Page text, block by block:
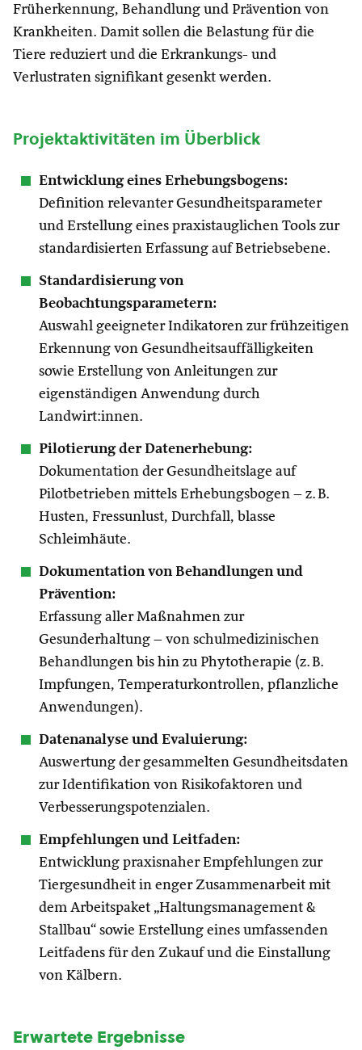
Früherkennung, Behandlung und Prävention von
Krankheiten. Damit sollen die Belastung für die
Tiere reduziert und die Erkrankungs- und
Verlustraten signifikant gesenkt werden.
Projektaktivitäten im Überblick
Entwicklung eines Erhebungsbogens:
Definition relevanter Gesundheitsparameter
und Erstellung eines praxistauglichen Tools zur
standardisierten Erfassung auf Betriebsebene.
Standardisierung von
Beobachtungsparametern:
Auswahl geeigneter Indikatoren zur frühzeitigen
Erkennung von Gesundheitsauffälligkeiten
sowie Erstellung von Anleitungen zur
eigenständigen Anwendung durch
Landwirt:innen.
Pilotierung der Datenerhebung:
Dokumentation der Gesundheitslage auf
Pilotbetrieben mittels Erhebungsbogen – z. B.
Husten, Fressunlust, Durchfall, blasse
Schleimhäute.
Dokumentation von Behandlungen und
Prävention:
Erfassung aller Maßnahmen zur
Gesunderhaltung – von schulmedizinischen
Behandlungen bis hin zu Phytotherapie (z. B.
Impfungen, Temperaturkontrollen, pflanzliche
Anwendungen).
Datenanalyse und Evaluierung:
Auswertung der gesammelten Gesundheitsdaten
zur Identifikation von Risikofaktoren und
Verbesserungspotenzialen.
Empfehlungen und Leitfaden:
Entwicklung praxisnaher Empfehlungen zur
Tiergesundheit in enger Zusammenarbeit mit
dem Arbeitspaket „Haltungsmanagement &
Stallbau“ sowie Erstellung eines umfassenden
Leitfadens für den Zukauf und die Einstallung
von Kälbern.
Erwartete Ergebnisse